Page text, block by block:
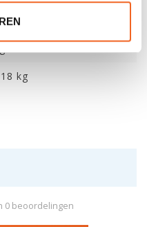
kg
0 beoordelingen